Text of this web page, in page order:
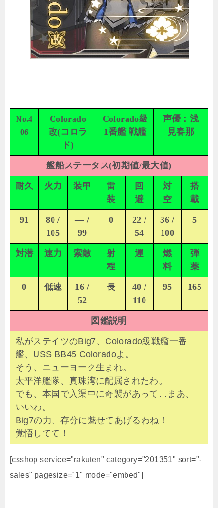
No.4
06
Colorado
改(コロラ
ド)
Colorado級
1番艦 戦艦
声優：浅
見春那
艦船ステータス(初期値/最大値)
耐久 火力 装甲
雷
装
回
避
対
空
搭
載
91
80 /
105
— /
99
0
22 /
54
36 /
100
5
対潜 速力 索敵
射
程
運
燃
料
弾
薬
0 低速
16 /
52
長
40 /
110
95 165
図鑑説明
私がステイツのBig7、Colorado級戦艦一番
艦、USS BB45 Coloradoよ。
そう、ニューヨーク生まれ。
太平洋艦隊、真珠湾に配属されたわ。
でも、本国で入渠中に奇襲があって…まあ、
いいわ。
Big7の力、存分に魅せてあげるわね！
覚悟してて！
[csshop service="rakuten" category="201351" sort="-
sales" pagesize="1" mode="embed"]